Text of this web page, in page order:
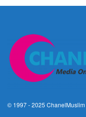
© 1997 - 2025 ChanelMuslim